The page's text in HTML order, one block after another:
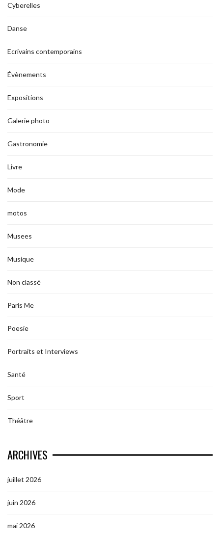
Cyberelles
Danse
Ecrivains contemporains
Évènements
Expositions
Galerie photo
Gastronomie
Livre
Mode
motos
Musees
Musique
Non classé
Paris Me
Poesie
Portraits et Interviews
Santé
Sport
Théâtre
ARCHIVES
juillet 2026
juin 2026
mai 2026